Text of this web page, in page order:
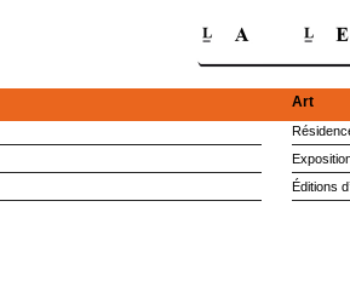
Art
Éditions